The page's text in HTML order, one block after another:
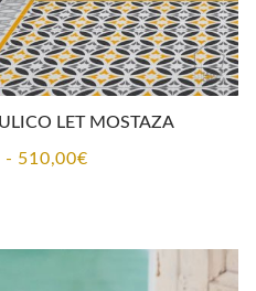
LET MOSTAZA
- 510,00€Rango
desde
115,00€